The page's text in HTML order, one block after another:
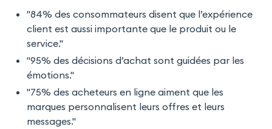
"84% des consommateurs disent que l’expérience
client est aussi importante que le produit ou le
service."
"95% des décisions d’achat sont guidées par les
émotions."
"75% des acheteurs en ligne aiment que les
marques personnalisent leurs offres et leurs
messages."